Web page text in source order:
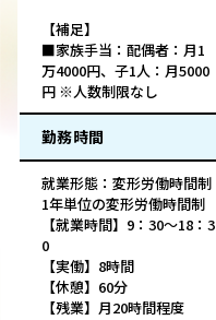
【補足】
■家族手当：配偶者：月1
万4000円、子1人：月5000
円 ※人数制限なし
勤務時間
就業形態：変形労働時間制
1年単位の変形労働時間制
【就業時間】9：30～18：3
0
【実働】8時間
【休憩】60分
【残業】月20時間程度